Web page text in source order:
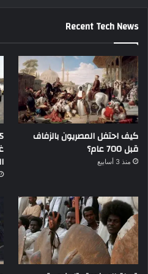
Recent Tech News
كيف احتفل المصريون بالزفاف
قبل 700 عام؟
منذ 3 أسابيع